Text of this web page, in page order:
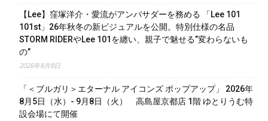
【Lee】窪塚洋介・愛流がアンバサダーを務める 「Lee 101
101st」26年秋冬の新ビジュアルを公開。特別仕様の名品
STORM RIDERやLee 101を纏い、親子で魅せる”変わらないも
の”
2026年8月8日
「＜ブルガリ＞エターナル アイコンズ ポップアップ」 2026年
8月5日（水）- 9月8日（火） 高島屋京都店 1階 ゆとりうむ特
設会場にて開催